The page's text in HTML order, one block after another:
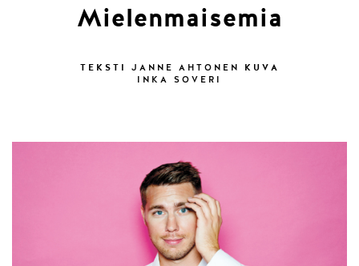
Mielenmaisemia
TEKSTI JANNE AHTONEN KUVA
INKA SOVERI